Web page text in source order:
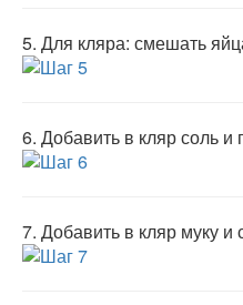
5. Для кляра: смешать
6. Добавить в кляр соль
7. Добавить в кляр муку